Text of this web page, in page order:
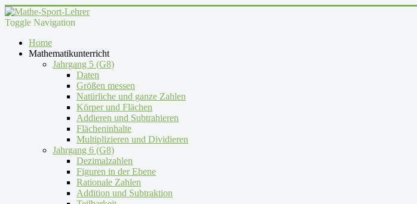
Toggle Navigation
Home
Mathematikunterricht
Jahrgang 5 (G8)
Daten
Größen messen
Natürliche und ganze Zahlen
Körper und Flächen
Addieren und Subtrahieren
Flächeninhalte
Multiplizieren und Dividieren
Jahrgang 6 (G8)
Dezimalzahlen
Figuren in der Ebene
Rationale Zahlen
Addition und Subtraktion